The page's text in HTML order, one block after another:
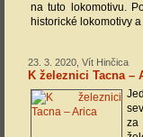
na tuto lokomotivu.
historické lokomotivy
23. 3. 2020, Vít Hinčica
K železnici Tacna –
za